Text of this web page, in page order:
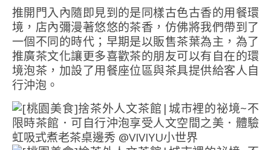
推開門入內隨即見到的是同樣古色古香的用餐環
境，店內彌漫著悠悠的茶香，仿佛將我們帶到了
一個不同的時代；早期是以販售茶葉為主，為了
推廣茶文化讓更多喜歡茶的朋友可以有自在的環
境泡茶，加設了用餐座位區與茶具提供給客人自
行沖泡。